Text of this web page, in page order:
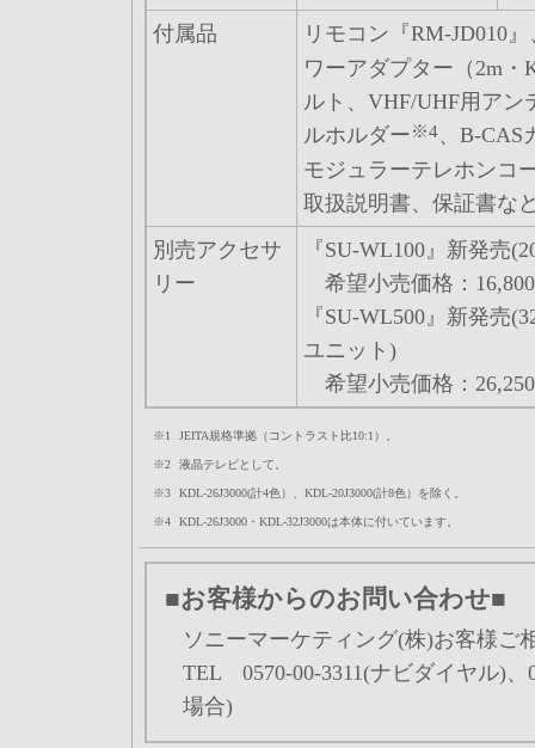
付属品
リモコン『RM-JD010
ワーアダプター（2m・
ルト、VHF/UHF用アン
ルホルダー※4、B-CAS
モジュラーテレホンコ
取扱説明書、保証書な
別売アクセサ
リー
『SU-WL100』新発売
希望小売価格：
『SU-WL500』新発売
ユニット)
希望小売価格：
※1 JEITA規格準拠（コントラスト比10:1）。
※2 液晶テレビとして。
※3 KDL-26J3000(計4色）、KDL-20J3000(計8色）を除く。
※4 KDL-26J3000・KDL-32J3000は本体に付いています。
■お客様からのお問い合わせ■
ソニーマーケティング(株)お客様
TEL 0570-00-3311(ナビダイヤル)、
場合)